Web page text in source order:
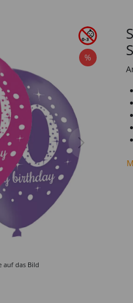
%
auf das Bild